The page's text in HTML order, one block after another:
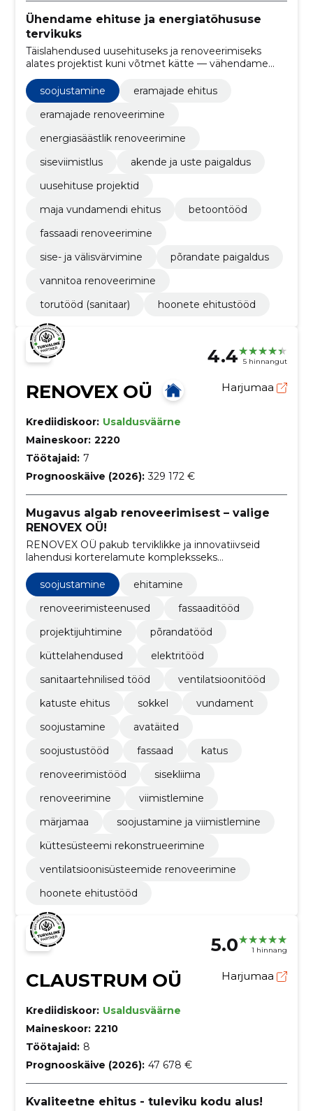
Ühendame ehituse ja energiatõhususe
tervikuks
Täislahendused uusehituseks ja renoveerimiseks
alates projektist kuni võtmet kätte — vähendame
küttekulusid ja parandame elamismugavust.
soojustamine
eramajade ehitus
eramajade renoveerimine
energiasäästlik renoveerimine
siseviimistlus
akende ja uste paigaldus
uusehituse projektid
maja vundamendi ehitus
betoontööd
fassaadi renoveerimine
sise- ja välisvärvimine
põrandate paigaldus
vannitoa renoveerimine
torutööd (sanitaar)
hoonete ehitustööd
4.4 5 hinnangut
RENOVEX OÜ Harjumaa
Krediidiskoor: Usaldusväärne
Maineskoor: 2220
Töötajaid: 7
Prognooskäive (2026): 329 172 €
Mugavus algab renoveerimisest – valige
RENOVEX OÜ!
RENOVEX OÜ pakub terviklikke ja innovatiivseid
lahendusi korterelamute kompleksseks
fassaaditöödest kuni kütusesüsteemide
renoveerimiseni.
soojustamine
ehitamine
renoveerimisteenused
fassaaditööd
projektijuhtimine
põrandatööd
küttelahendused
elektritööd
sanitaartehnilised tööd
ventilatsioonitööd
katuste ehitus
sokkel
vundament
soojustamine
avatäited
soojustustööd
fassaad
katus
renoveerimistööd
sisekliima
renoveerimine
viimistlemine
märjamaa
soojustamine ja viimistlemine
küttesüsteemi rekonstrueerimine
ventilatsioonisüsteemide renoveerimine
hoonete ehitustööd
5.0 1 hinnang
CLAUSTRUM OÜ Harjumaa
Krediidiskoor: Usaldusväärne
Maineskoor: 2210
Töötajaid: 8
Prognooskäive (2026): 47 678 €
Kvaliteetne ehitus - tuleviku kodu alus!